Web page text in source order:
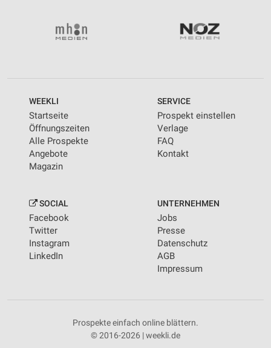
WEEKLI
Startseite
Öffnungszeiten
Alle Prospekte
Angebote
Magazin
SERVICE
Prospekt einstellen
Verlage
FAQ
Kontakt
SOCIAL
Facebook
Twitter
Instagram
LinkedIn
UNTERNEHMEN
Jobs
Presse
Datenschutz
AGB
Impressum
Prospekte einfach online blättern.
© 2016-2026 | weekli.de